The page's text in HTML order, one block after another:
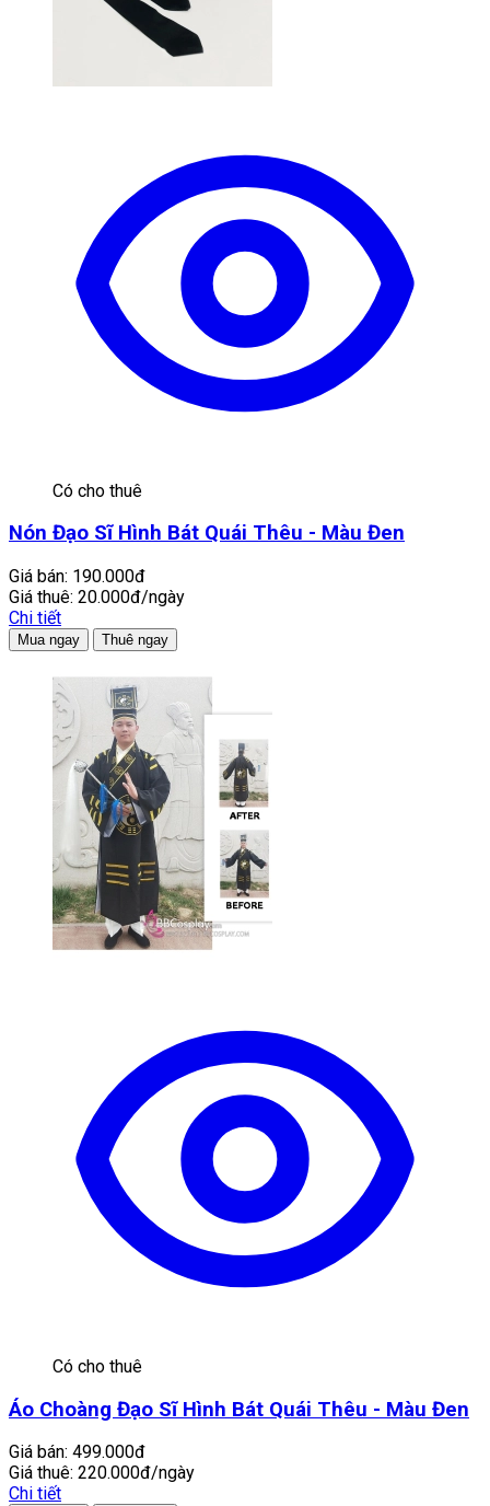
Có cho thuê
Nón Đạo Sĩ Hình Bát Quái Thêu - Màu Đen
Giá bán: 190.000đ
Giá thuê: 20.000đ/ngày
Chi tiết
Mua ngay Thuê ngay
Có cho thuê
Áo Choàng Đạo Sĩ Hình Bát Quái Thêu - Màu Đen
Giá bán: 499.000đ
Giá thuê: 220.000đ/ngày
Chi tiết